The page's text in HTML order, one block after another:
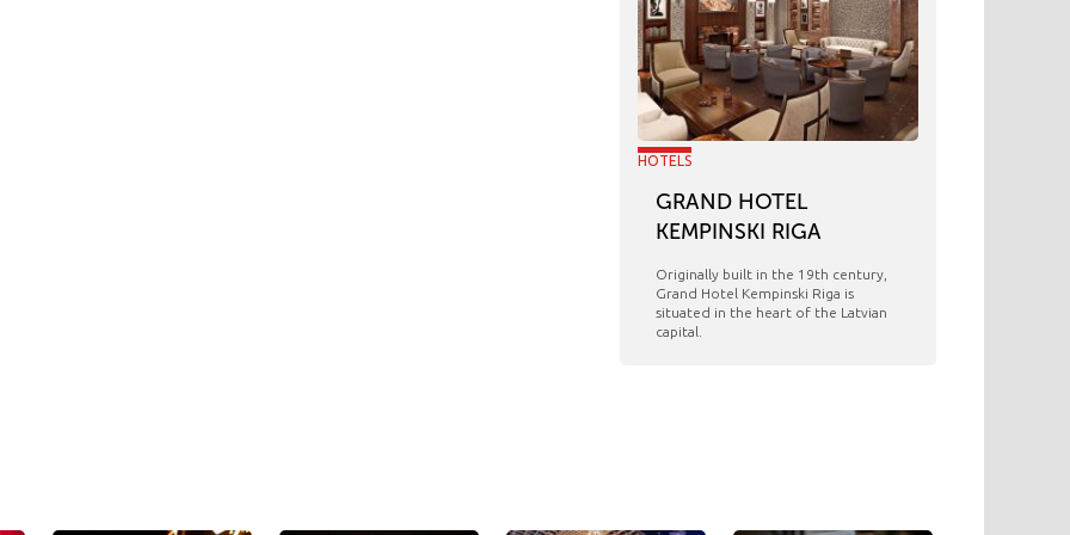
HOTELS
GRAND HOTEL
KEMPINSKI RIGA
Originally built in the 19th century,
Grand Hotel Kempinski Riga is
situated in the heart of the Latvian
capital.